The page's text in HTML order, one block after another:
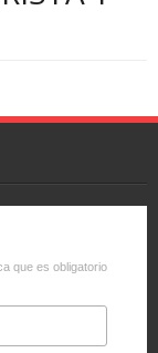
que es obligatorio